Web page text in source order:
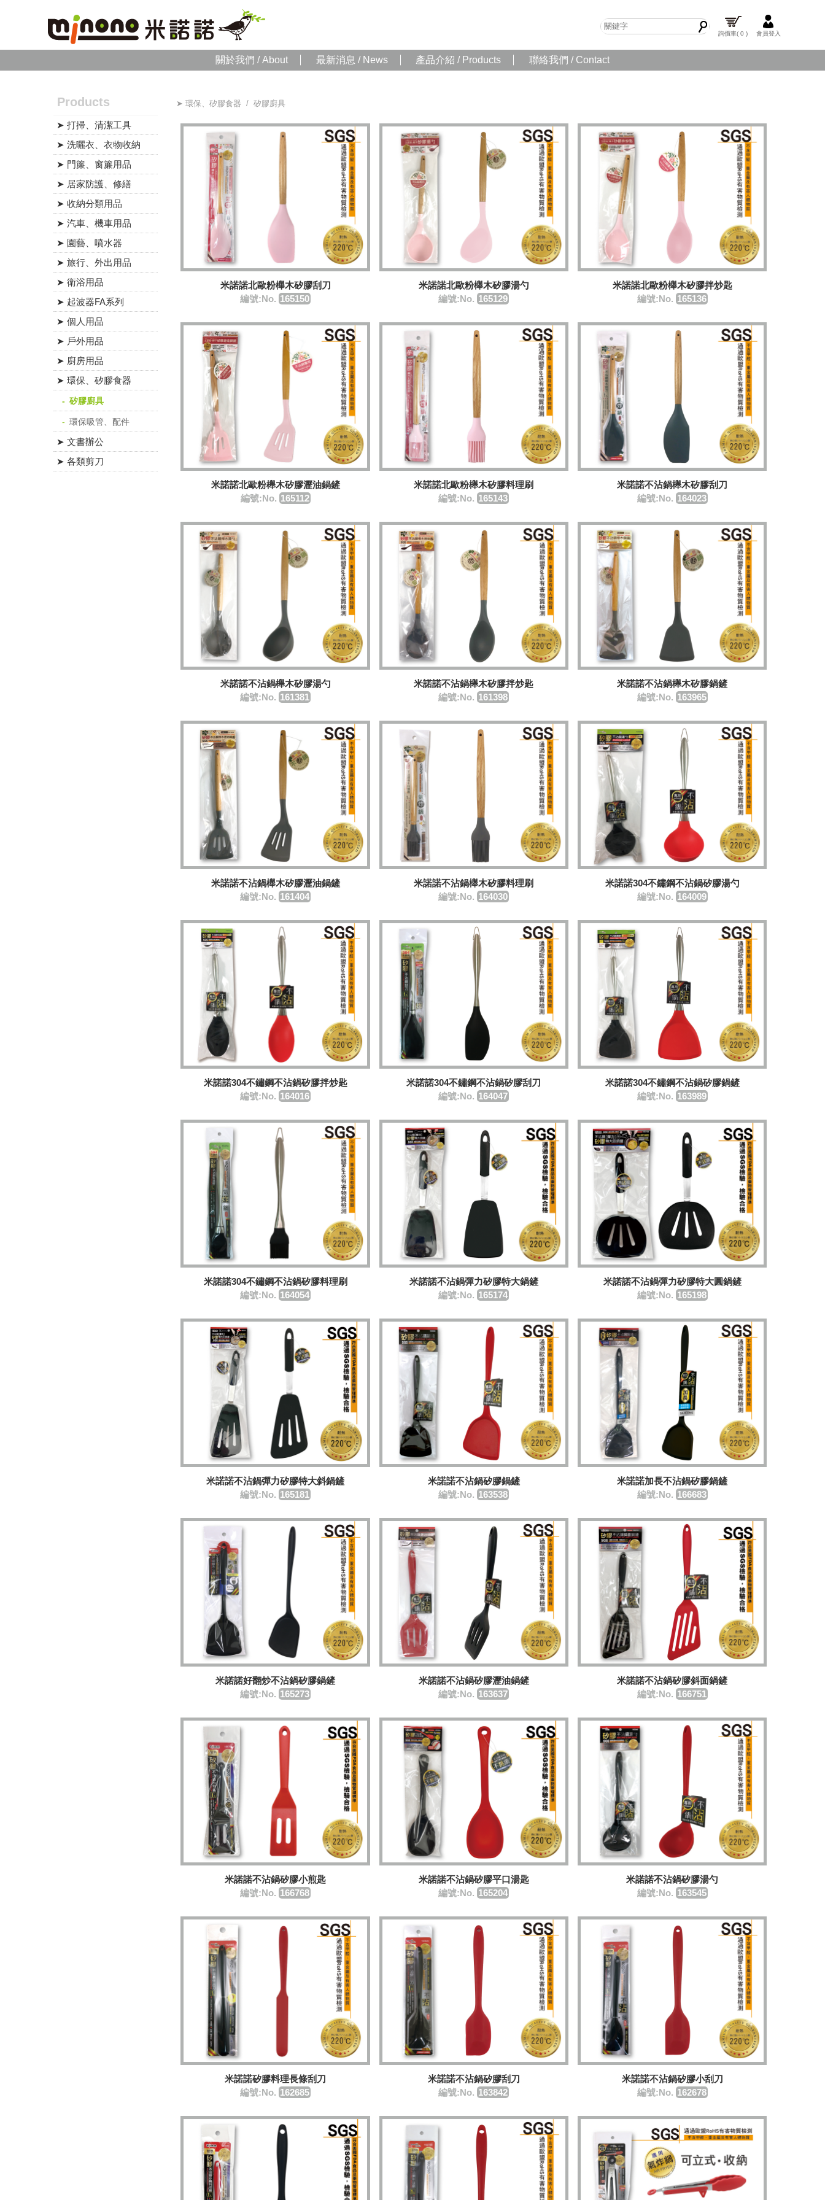
詢價車( 0 ) 會員登入
關於我們 / About 最新消息 / News 產品介紹 / Products 聯絡我們 / Contact
Products
➤ 打掃、清潔工具
➤ 洗曬衣、衣物收納
➤ 門簾、窗簾用品
➤ 居家防護、修繕
➤ 收納分類用品
➤ 汽車、機車用品
➤ 園藝、噴水器
➤ 旅行、外出用品
➤ 衛浴用品
➤ 起波器FA系列
➤ 個人用品
➤ 戶外用品
➤ 廚房用品
➤ 環保、矽膠食器
矽膠廚具
環保吸管、配件
➤ 文書辦公
➤ 各類剪刀
➤ 環保、矽膠食器 / 矽膠廚具
米諾諾北歐粉櫸木矽膠刮刀
編號:No. 165150
米諾諾北歐粉櫸木矽膠湯勺
編號:No. 165129
米諾諾北歐粉櫸木矽膠拌炒匙
編號:No. 165136
米諾諾北歐粉櫸木矽膠瀝油鍋鏟
編號:No. 165112
米諾諾北歐粉櫸木矽膠料理刷
編號:No. 165143
米諾諾不沾鍋櫸木矽膠刮刀
編號:No. 164023
米諾諾不沾鍋櫸木矽膠湯勺
編號:No. 161381
米諾諾不沾鍋櫸木矽膠拌炒匙
編號:No. 161398
米諾諾不沾鍋櫸木矽膠鍋鏟
編號:No. 163965
米諾諾不沾鍋櫸木矽膠瀝油鍋鏟
編號:No. 161404
米諾諾不沾鍋櫸木矽膠料理刷
編號:No. 164030
米諾諾304不鏽鋼不沾鍋矽膠湯勺
編號:No. 164009
米諾諾304不鏽鋼不沾鍋矽膠拌炒匙
編號:No. 164016
米諾諾304不鏽鋼不沾鍋矽膠刮刀
編號:No. 164047
米諾諾304不鏽鋼不沾鍋矽膠鍋鏟
編號:No. 163989
米諾諾304不鏽鋼不沾鍋矽膠料理刷
編號:No. 164054
米諾諾不沾鍋彈力矽膠特大鍋鏟
編號:No. 165174
米諾諾不沾鍋彈力矽膠特大圓鍋鏟
編號:No. 165198
米諾諾不沾鍋彈力矽膠特大斜鍋鏟
編號:No. 165181
米諾諾不沾鍋矽膠鍋鏟
編號:No. 163538
米諾諾加長不沾鍋矽膠鍋鏟
編號:No. 166683
米諾諾好翻炒不沾鍋矽膠鍋鏟
編號:No. 165273
米諾諾不沾鍋矽膠瀝油鍋鏟
編號:No. 163637
米諾諾不沾鍋矽膠斜面鍋鏟
編號:No. 166751
米諾諾不沾鍋矽膠小煎匙
編號:No. 166768
米諾諾不沾鍋矽膠平口湯匙
編號:No. 165204
米諾諾不沾鍋矽膠湯勺
編號:No. 163545
米諾諾矽膠料理長條刮刀
編號:No. 162685
米諾諾不沾鍋矽膠刮刀
編號:No. 163842
米諾諾不沾鍋矽膠小刮刀
編號:No. 162678